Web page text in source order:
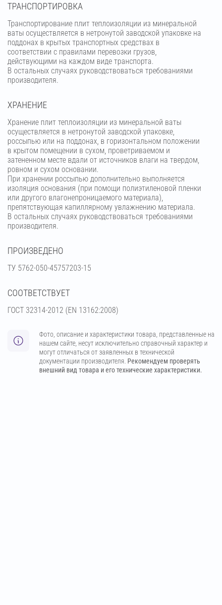
ТРАНСПОРТИРОВКА
Транспортирование плит теплоизоляции из минеральной
ваты осуществляется в нетронутой заводской упаковке на
поддонах в крытых транспортных средствах в
соответствии с правилами перевозки грузов,
действующими на каждом виде транспорта.
В остальных случаях руководствоваться требованиями
производителя.
ХРАНЕНИЕ
Хранение плит теплоизоляции из минеральной ваты
осуществляется в нетронутой заводской упаковке,
россыпью или на поддонах, в горизонтальном положении
в крытом помещении в сухом, проветриваемом и
затененном месте вдали от источников влаги на твердом,
ровном и сухом основании.
При хранении россыпью дополнительно выполняется
изоляция основания (при помощи полиэтиленовой пленки
или другого влагонепроницаемого материала),
препятствующая капиллярному увлажнению материала.
В остальных случаях руководствоваться требованиями
производителя.
ПРОИЗВЕДЕНО
ТУ 5762-050-45757203-15
СООТВЕТСТВУЕТ
ГОСТ 32314-2012 (ЕN 13162:2008)
Фото, описание и характеристики товара, представленные на
нашем сайте, несут исключительно справочный характер и
могут отличаться от заявленных в технической
документации производителя. Рекомендуем проверять
внешний вид товара и его технические характеристики.